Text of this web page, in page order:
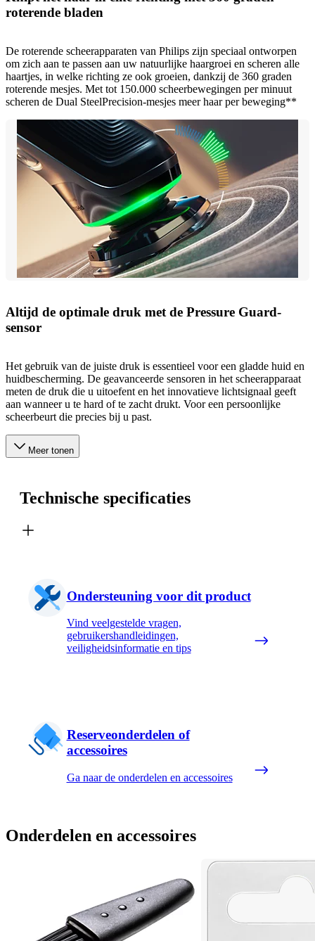
roterende bladen
De roterende scheerapparaten van Philips zijn speciaal ontworpen
om zich aan te passen aan uw natuurlijke haargroei en scheren alle
haartjes, in welke richting ze ook groeien, dankzij de 360 graden
roterende mesjes. Met tot 150.000 scheerbewegingen per minuut
scheren de Dual SteelPrecision-mesjes meer haar per beweging**
Altijd de optimale druk met de Pressure Guard-
sensor
Het gebruik van de juiste druk is essentieel voor een gladde huid en
huidbescherming. De geavanceerde sensoren in het scheerapparaat
meten de druk die u uitoefent en het innovatieve lichtsignaal geeft
aan wanneer u te hard of te zacht drukt. Voor een persoonlijke
scheerbeurt die precies bij u past.
Meer tonen
Technische specificaties
Ondersteuning voor dit product
Vind veelgestelde vragen,
gebruikershandleidingen,
veiligheidsinformatie en tips
Reserveonderdelen of
accessoires
Ga naar de onderdelen en accessoires
Onderdelen en accessoires